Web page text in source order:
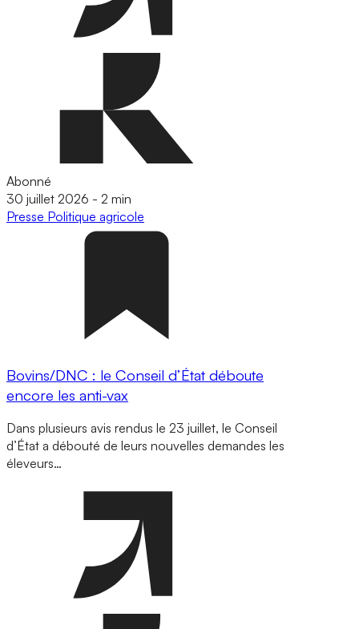
Abonné
30 juillet 2026 - 2 min
Presse Politique agricole
Bovins/DNC : le Conseil d’État déboute
encore les anti-vax
Dans plusieurs avis rendus le 23 juillet, le Conseil
d’État a débouté de leurs nouvelles demandes les
éleveurs…